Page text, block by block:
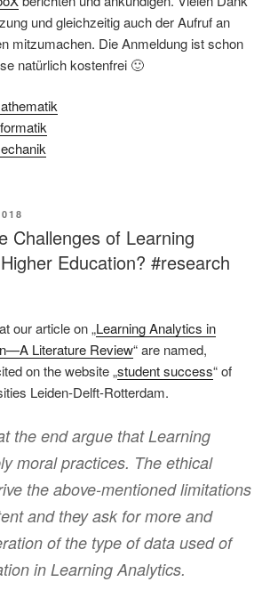
und gleichzeitig auch der Aufruf an
mitzumachen. Die Anmeldung ist schon
natürlich kostenfrei 🙂
Challenges of Learning
Education? #research
our article on „Learning Analytics in
Literature Review“ are named,
on the website „student success“ of
Leiden-Delft-Rotterdam.
the end argue that Learning
moral practices. The ethical
the above-mentioned limitations
and they ask for more and
of the type of data used of
in Learning Analytics.